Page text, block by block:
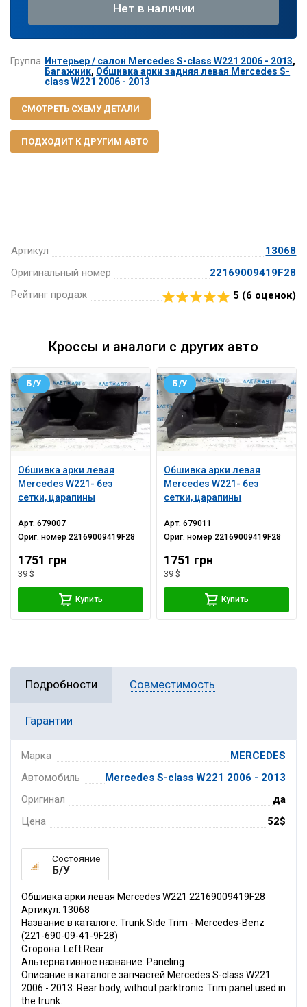
Артикул
13068
Оригинальный номер
22169009419F28
Рейтинг продаж
5 (6 оценок)
Нет в наличии
Группа Интерьер / салон Mercedes S-class W221 2006 - 2013,
Багажник, Обшивка арки задняя левая Mercedes S-
class W221 2006 - 2013
СМОТРЕТЬ СХЕМУ ДЕТАЛИ
ПОДХОДИТ К ДРУГИМ АВТО
Кроссы и аналоги с других авто
Обшивка арки левая
Mercedes W221- без
сетки, царапины
Б/У
Арт.679007
Ориг. номер 22169009419F28
1751 грн
39 $
Купить
Обшивка арки левая
Mercedes W221- без
сетки, царапины
Б/У
Арт.679011
Ориг. номер 22169009419F28
1751 грн
39 $
Купить
Подробности Совместимость
Гарантии
Марка
MERCEDES
Автомобиль
Mercedes S-class W221 2006 - 2013
Оригинал
да
Цена
52$
Состояние
Б/У
Обшивка арки левая Mercedes W221 22169009419F28
Артикул: 13068
Название в каталоге: Trunk Side Trim - Mercedes-Benz
(221-690-09-41-9F28)
Сторона: Left Rear
Альтернативное название: Paneling
Описание в каталоге запчастей Mercedes S-class W221
2006 - 2013: Rear body, without parktronic. Trim panel used in
the trunk.